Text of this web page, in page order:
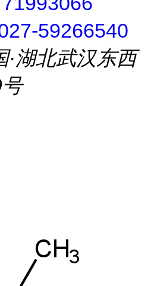
59266540
·湖北武汉东西